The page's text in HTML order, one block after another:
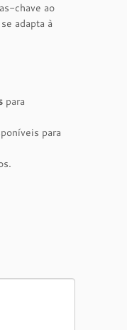
chave ao
adapta à
para
para